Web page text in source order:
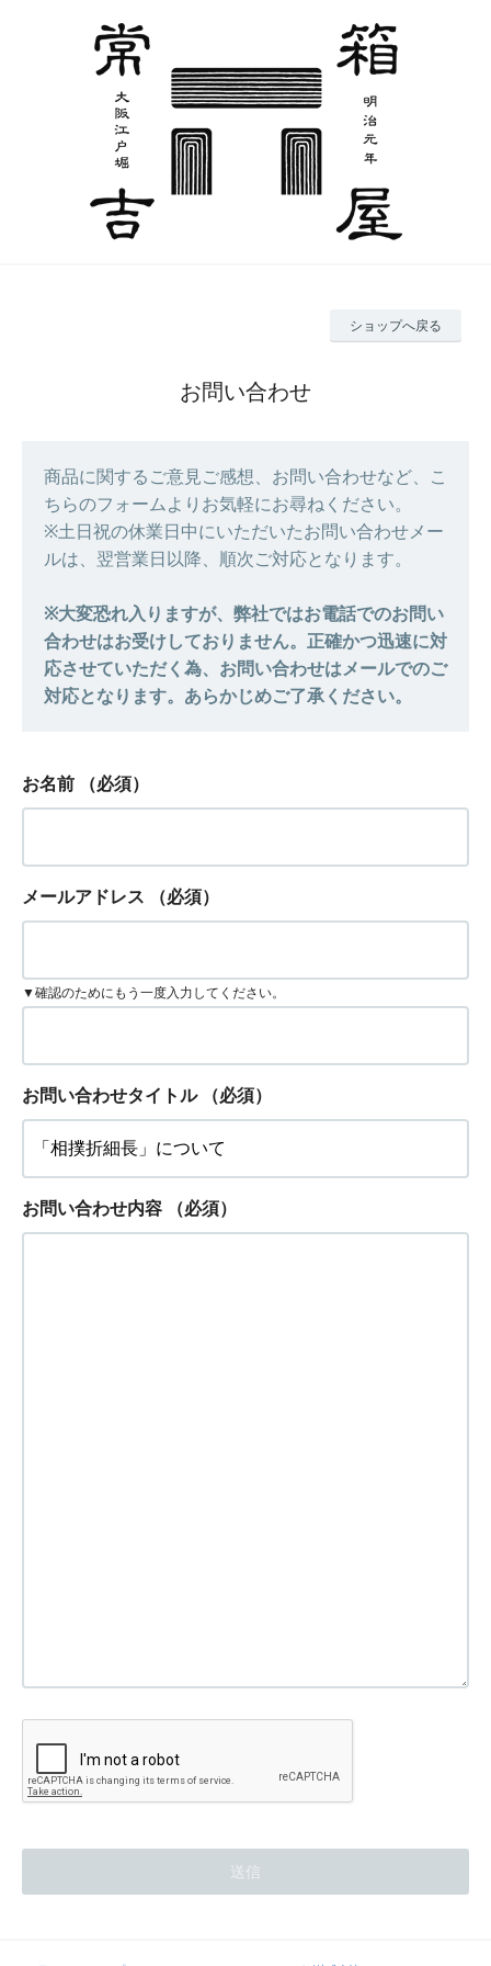
ショップへ戻る
お問い合わせ
商品に関するご意見ご感想、お問い合わせなど、こ
ちらのフォームよりお気軽にお尋ねください。
※土日祝の休業日中にいただいたお問い合わせメー
ルは、翌営業日以降、順次ご対応となります。
※大変恐れ入りますが、弊社ではお電話でのお問い
合わせはお受けしておりません。正確かつ迅速に対
応させていただく為、お問い合わせはメールでのご
対応となります。あらかじめご了承ください。
お名前 （必須）
メールアドレス （必須）
▼確認のためにもう一度入力してください。
お問い合わせタイトル （必須）
お問い合わせ内容 （必須）